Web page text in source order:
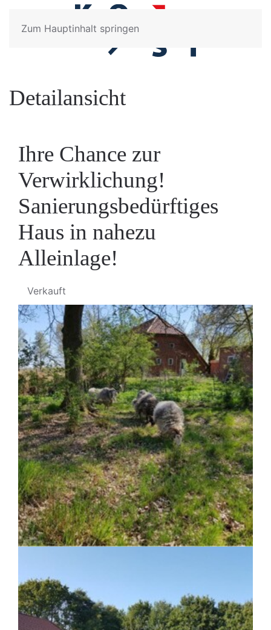
Zum Hauptinhalt springen
Detailansicht
Ihre Chance zur
Verwirklichung!
Sanierungsbedürftiges
Haus in nahezu
Alleinlage!
Verkauft